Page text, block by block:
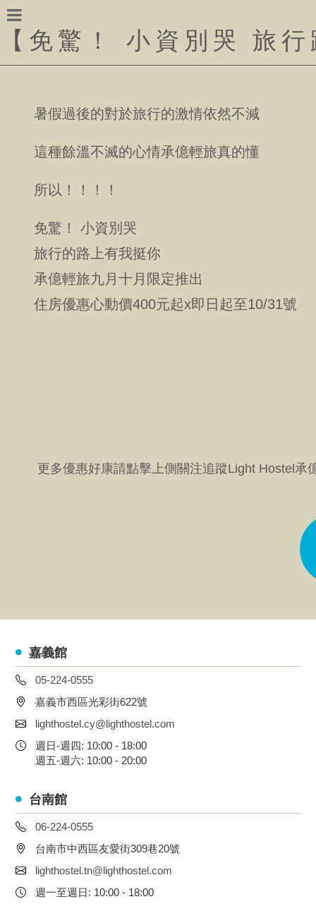
【 免驚！ 小資別哭 旅
暑假過後的對於旅行的激情依然不減
這種餘溫不滅的心情承億輕旅真的懂
所以！！！！
免驚！ 小資別哭
旅行的路上有我挺你
承億輕旅九月十月限定推出
住房優惠心動價400元起x即日起至10/31號
更多優惠好康請點擊上側關注追蹤Light Hostel承
嘉義館
05-224-0555
嘉義市西區光彩街622號
lighthostel.cy@lighthostel.com
週日-週四: 10:00 - 18:00
週五-週六: 10:00 - 20:00
台南館
06-224-0555
台南市中西區友愛街309巷20號
lighthostel.tn@lighthostel.com
週一至週日: 10:00 - 18:00